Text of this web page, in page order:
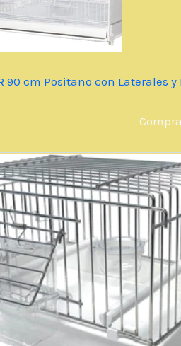
90 cm Positano con Laterales